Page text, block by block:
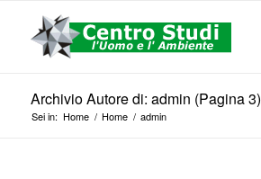
Archivio Autore di: admin (Pagina 3)
Sei in: Home / Home / admin